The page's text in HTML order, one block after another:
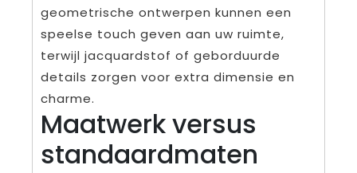
geometrische ontwerpen kunnen een
speelse touch geven aan uw ruimte,
terwijl jacquardstof of geborduurde
details zorgen voor extra dimensie en
charme.
Maatwerk versus
standaardmaten